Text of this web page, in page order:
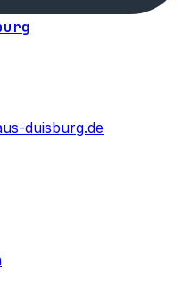
duisburg.de